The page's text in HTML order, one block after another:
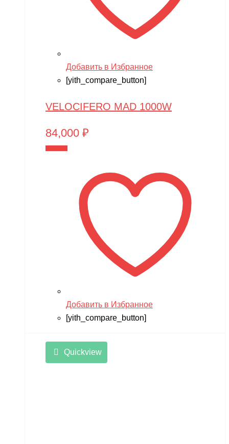
Добавить в Избранное
[yith_compare_button]
VELOCIFERO MAD 1000W
84,000 ₽
Добавить в Избранное
[yith_compare_button]
Quickview